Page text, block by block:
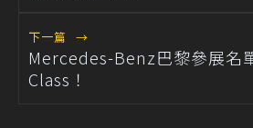
下一篇 →
Mercedes-Benz巴黎參展名
Class！